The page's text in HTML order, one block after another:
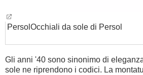
Persol Occhiali da sole di Persol
Gli anni '40 sono sinonimo di
sole ne riprendono i codici. La